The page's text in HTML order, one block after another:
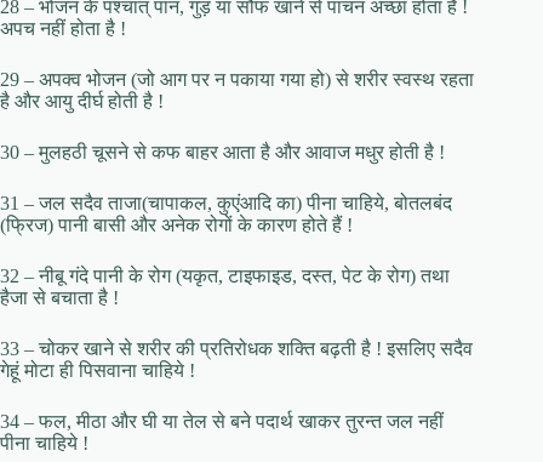
28 – भोजन के पश्चात् पान, गुड़ या सौंफ खाने से पाचन अच्छा होता है !
अपच नहीं होता है !
29 – अपक्व भोजन (जो आग पर न पकाया गया हो) से शरीर स्वस्थ रहता
है और आयु दीर्घ होती है !
30 – मुलहठी चूसने से कफ बाहर आता है और आवाज मधुर होती है !
31 – जल सदैव ताजा(चापाकल, कुएंआदि का) पीना चाहिये, बोतलबंद
(फ्रिज) पानी बासी और अनेक रोगों के कारण होते हैं !
32 – नीबू गंदे पानी के रोग (यकृत, टाइफाइड, दस्त, पेट के रोग) तथा
हैजा से बचाता है !
33 – चोकर खाने से शरीर की प्रतिरोधक शक्ति बढ़ती है ! इसलिए सदैव
गेहूं मोटा ही पिसवाना चाहिये !
34 – फल, मीठा और घी या तेल से बने पदार्थ खाकर तुरन्त जल नहीं
पीना चाहिये !